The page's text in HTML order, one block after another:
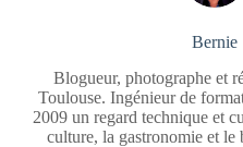
Bernie
Blogueur, photographe et
Toulouse. Ingénieur de
2009 un regard technique et
culture, la gastronomie et le